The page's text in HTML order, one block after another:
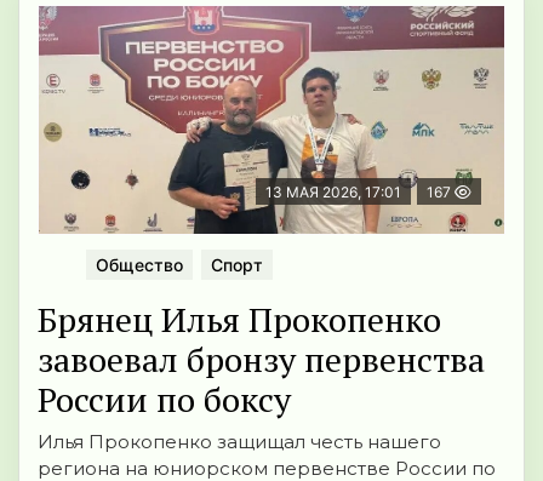
13 МАЯ 2026, 17:01 167
Общество Спорт
Брянец Илья Прокопенко
завоевал бронзу первенства
России по боксу
Илья Прокопенко защищал честь нашего
региона на юниорском первенстве России по